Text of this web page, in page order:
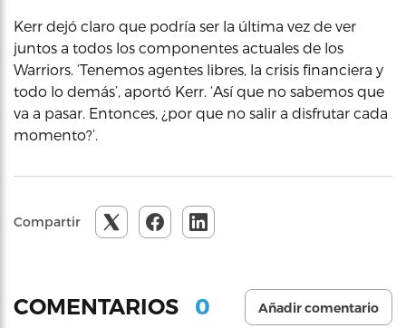
Kerr dejó claro que podría ser la última vez de ver
juntos a todos los componentes actuales de los
Warriors. ‘Tenemos agentes libres, la crisis financiera y
todo lo demás’, aportó Kerr. ‘Así que no sabemos que
va a pasar. Entonces, ¿por que no salir a disfrutar cada
momento?’.
Compartir
COMENTARIOS 0 Añadir comentario